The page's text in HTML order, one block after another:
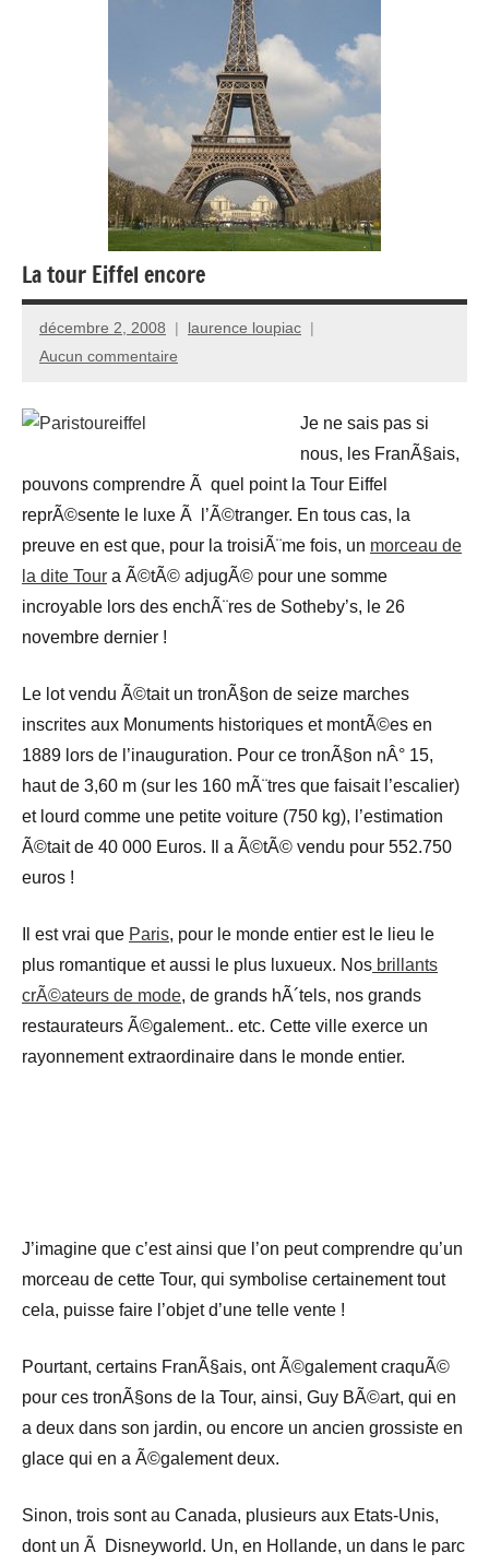
La tour Eiffel encore
décembre 2, 2008
laurence loupiac
Aucun commentaire
Je ne sais pas si
nous, les FranÃ§ais,
pouvons comprendre Ã quel point la Tour Eiffel
reprÃ©sente le luxe Ã l’Ã©tranger. En tous cas, la
preuve en est que, pour la troisiÃ¨me fois, un morceau de
la dite Tour a Ã©tÃ© adjugÃ© pour une somme
incroyable lors des enchÃ¨res de Sotheby’s, le 26
novembre dernier !
Le lot vendu Ã©tait un tronÃ§on de seize marches
inscrites aux Monuments historiques et montÃ©es en
1889 lors de l’inauguration. Pour ce tronÃ§on nÂ° 15,
haut de 3,60 m (sur les 160 mÃ¨tres que faisait l’escalier)
et lourd comme une petite voiture (750 kg), l’estimation
Ã©tait de 40 000 Euros. Il a Ã©tÃ© vendu pour 552.750
euros !
Il est vrai que Paris, pour le monde entier est le lieu le
plus romantique et aussi le plus luxueux. Nos brillants
crÃ©ateurs de mode, de grands hÃ´tels, nos grands
restaurateurs Ã©galement.. etc. Cette ville exerce un
rayonnement extraordinaire dans le monde entier.
J’imagine que c’est ainsi que l’on peut comprendre qu’un
morceau de cette Tour, qui symbolise certainement tout
cela, puisse faire l’objet d’une telle vente !
Pourtant, certains FranÃ§ais, ont Ã©galement craquÃ©
pour ces tronÃ§ons de la Tour, ainsi, Guy BÃ©art, qui en
a deux dans son jardin, ou encore un ancien grossiste en
glace qui en a Ã©galement deux.
Sinon, trois sont au Canada, plusieurs aux Etats-Unis,
dont un Ã Disneyworld. Un, en Hollande, un dans le parc